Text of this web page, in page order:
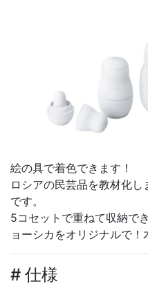
絵の具で着色できます！
ロシアの民芸品を教材化
です。
5コセットで重ねて収納で
ョーシカをオリジナルで！
# 仕様